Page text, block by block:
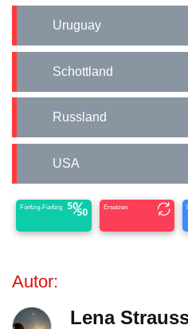
Uruguay
Schottland
Russland
USA
Fünfzig-Fünfzig Ersetzen
Autor:
Lena